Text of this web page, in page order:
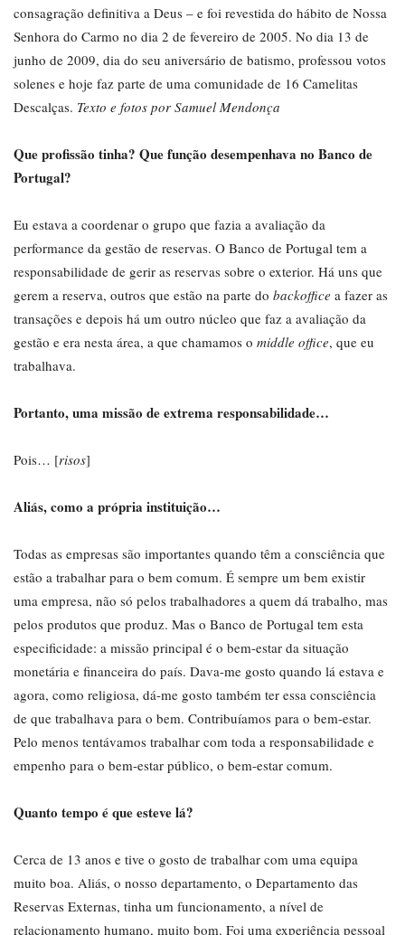
consagração definitiva a Deus – e foi revestida do hábito de Nossa
Senhora do Carmo no dia 2 de fevereiro de 2005. No dia 13 de
junho de 2009, dia do seu aniversário de batismo, professou votos
solenes e hoje faz parte de uma comunidade de 16 Camelitas
Descalças. Texto e fotos por Samuel Mendonça
Que profissão tinha? Que função desempenhava no Banco de
Portugal?
Eu estava a coordenar o grupo que fazia a avaliação da
performance da gestão de reservas. O Banco de Portugal tem a
responsabilidade de gerir as reservas sobre o exterior. Há uns que
gerem a reserva, outros que estão na parte do backoffice a fazer as
transações e depois há um outro núcleo que faz a avaliação da
gestão e era nesta área, a que chamamos o middle office, que eu
trabalhava.
Portanto, uma missão de extrema responsabilidade…
Pois… [risos]
Aliás, como a própria instituição…
Todas as empresas são importantes quando têm a consciência que
estão a trabalhar para o bem comum. É sempre um bem existir
uma empresa, não só pelos trabalhadores a quem dá trabalho, mas
pelos produtos que produz. Mas o Banco de Portugal tem esta
especificidade: a missão principal é o bem-estar da situação
monetária e financeira do país. Dava-me gosto quando lá estava e
agora, como religiosa, dá-me gosto também ter essa consciência
de que trabalhava para o bem. Contribuíamos para o bem-estar.
Pelo menos tentávamos trabalhar com toda a responsabilidade e
empenho para o bem-estar público, o bem-estar comum.
Quanto tempo é que esteve lá?
Cerca de 13 anos e tive o gosto de trabalhar com uma equipa
muito boa. Aliás, o nosso departamento, o Departamento das
Reservas Externas, tinha um funcionamento, a nível de
relacionamento humano, muito bom. Foi uma experiência pessoal